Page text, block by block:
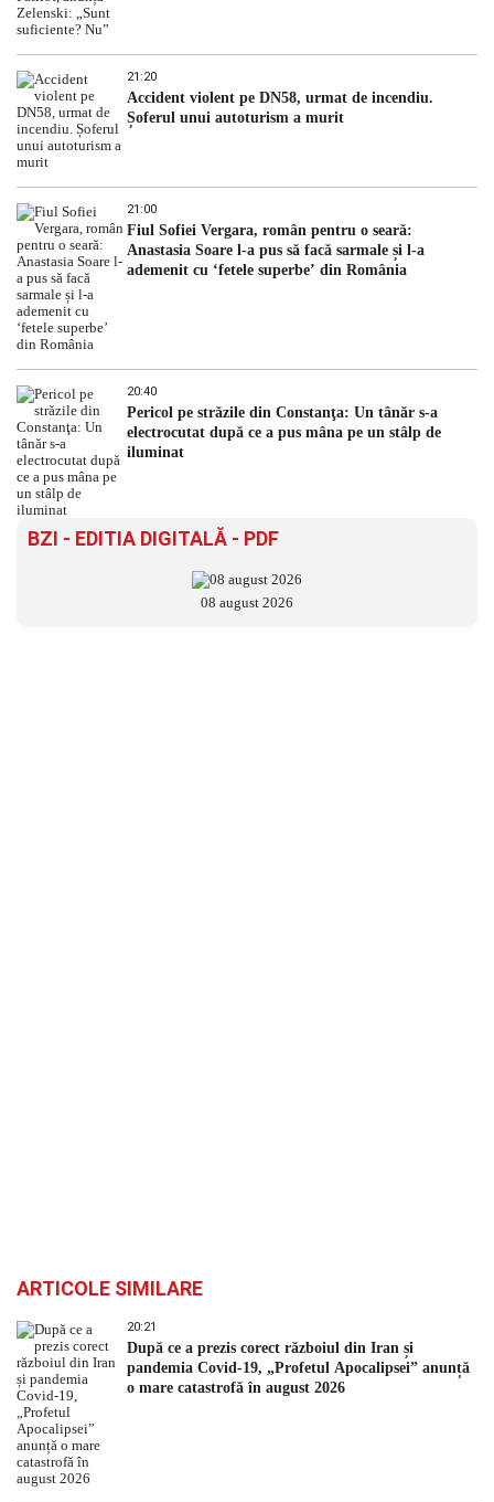
21:20
Accident violent pe DN58, urmat de incendiu.
Șoferul unui autoturism a murit
21:00
Fiul Sofiei Vergara, român pentru o seară:
Anastasia Soare l-a pus să facă sarmale și l-a
ademenit cu ‘fetele superbe’ din România
20:40
Pericol pe străzile din Constanţa: Un tânăr s-a
electrocutat după ce a pus mâna pe un stâlp de
iluminat
BZI - EDITIA DIGITALĂ - PDF
08 august 2026
ARTICOLE SIMILARE
20:21
După ce a prezis corect războiul din Iran și
pandemia Covid-19, „Profetul Apocalipsei” anunță
o mare catastrofă în august 2026